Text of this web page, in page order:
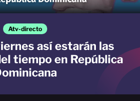
Atv-directo
así estarán las
tiempo en República